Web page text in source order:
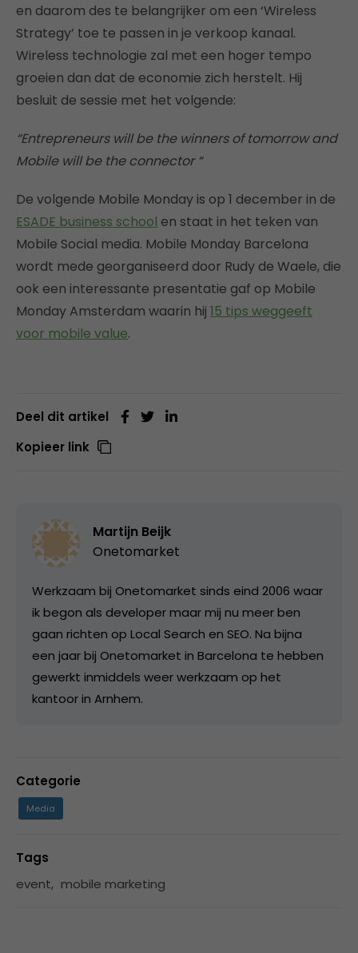
en daarom des te belangrijker om een ‘Wireless
Strategy’ toe te passen in je verkoop kanaal.
Wireless technologie zal met een hoger tempo
groeien dan dat de economie zich herstelt. Hij
besluit de sessie met het volgende:
“Entrepreneurs will be the winners of tomorrow and
Mobile will be the connector “
De volgende Mobile Monday is op 1 december in de
ESADE business school en staat in het teken van
Mobile Social media. Mobile Monday Barcelona
wordt mede georganiseerd door Rudy de Waele, die
ook een interessante presentatie gaf op Mobile
Monday Amsterdam waarin hij 15 tips weggeeft
voor mobile value.
Deel dit artikel
Kopieer link
Martijn Beijk
Onetomarket
Werkzaam bij Onetomarket sinds eind 2006 waar
ik begon als developer maar mij nu meer ben
gaan richten op Local Search en SEO. Na bijna
een jaar bij Onetomarket in Barcelona te hebben
gewerkt inmiddels weer werkzaam op het
kantoor in Arnhem.
Categorie
Media
Tags
event, mobile marketing